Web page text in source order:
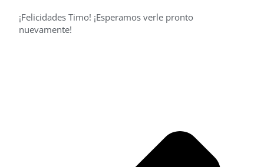
¡Felicidades Timo! ¡Esperamos verle pronto
nuevamente!